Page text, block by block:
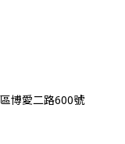
博愛二路600號